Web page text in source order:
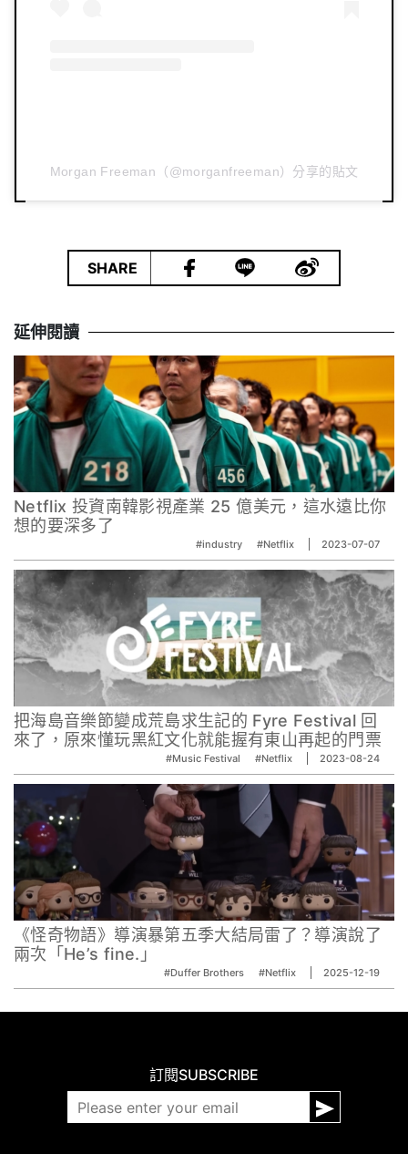
Morgan Freeman（@morganfreeman）分享的貼文
SHARE
延伸閱讀
Netflix 投資南韓影視產業 25 億美元，這水遠比你
想的要深多了
#industry #Netflix 2023-07-07
把海島音樂節變成荒島求生記的 Fyre Festival 回
來了，原來懂玩黑紅文化就能握有東山再起的門票
#Music Festival #Netflix 2023-08-24
《怪奇物語》導演暴第五季大結局雷了？導演說了
兩次「He’s fine.」
#Duffer Brothers #Netflix 2025-12-19
訂閱SUBSCRIBE